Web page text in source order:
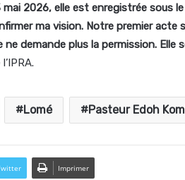
mai 2026, elle est enregistrée sous
ma vision. Notre premier acte
ne demande plus la permission. Elle
Lomé Pasteur Edoh
Imprimer